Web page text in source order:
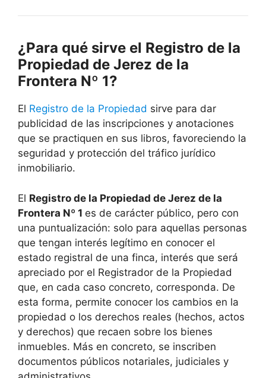
¿Para qué sirve el Registro de la
Propiedad de Jerez de la
Frontera Nº 1?
El Registro de la Propiedad sirve para dar
publicidad de las inscripciones y anotaciones
que se practiquen en sus libros, favoreciendo la
seguridad y protección del tráfico jurídico
inmobiliario.
El Registro de la Propiedad de Jerez de la
Frontera Nº 1 es de carácter público, pero con
una puntualización: solo para aquellas personas
que tengan interés legítimo en conocer el
estado registral de una finca, interés que será
apreciado por el Registrador de la Propiedad
que, en cada caso concreto, corresponda. De
esta forma, permite conocer los cambios en la
propiedad o los derechos reales (hechos, actos
y derechos) que recaen sobre los bienes
inmuebles. Más en concreto, se inscriben
documentos públicos notariales, judiciales y